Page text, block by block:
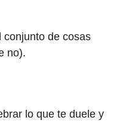
conjunto de cosas
no).
lo que te duele y